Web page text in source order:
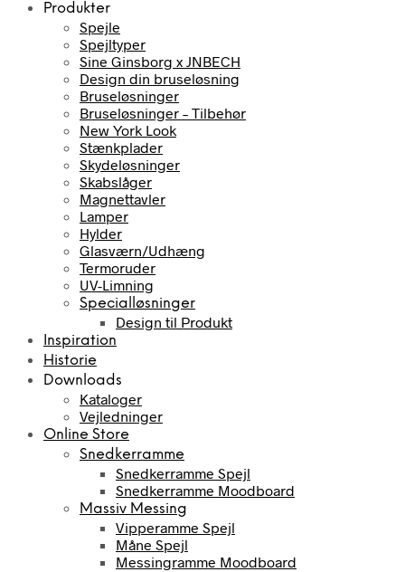
Produkter
Spejle
Spejltyper
Sine Ginsborg x JNBECH
Design din bruseløsning
Bruseløsninger
Bruseløsninger – Tilbehør
New York Look
Stænkplader
Skydeløsninger
Skabslåger
Magnettavler
Lamper
Hylder
Glasværn/Udhæng
Termoruder
UV-Limning
Specialløsninger
Design til Produkt
Inspiration
Historie
Downloads
Kataloger
Vejledninger
Online Store
Snedkerramme
Snedkerramme Spejl
Snedkerramme Moodboard
Massiv Messing
Vipperamme Spejl
Måne Spejl
Messingramme Moodboard